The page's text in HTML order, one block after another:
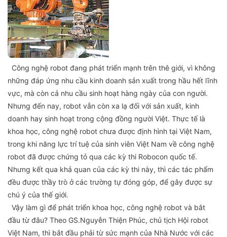
Công nghệ robot đang phát triển mạnh trên thê giới, vì không
những đáp ứng nhu cầu kinh doanh sản xuất trong hầu hết lĩnh
vực, mà còn cả nhu cầu sinh hoạt hàng ngày của con người.
Nhưng đến nay, robot vẫn còn xa lạ đối với sản xuất, kinh
doanh hay sinh hoạt trong cộng đồng người Việt. Thực tế là
khoa học, công nghệ robot chưa được định hình tại Việt Nam,
trong khi năng lực trí tuệ của sinh viên Việt Nam về công nghệ
robot đã được chứng tỏ qua các kỳ thi Robocon quốc tế.
Nhưng kết qua khả quan của các kỳ thi này, thì các tác phẩm
đều được thầy trò ở các trường tự đóng góp, để gây được sự
chú ý của thế giới.
Vậy làm gì để phát triển khoa học, công nghệ robot và bắt
đầu từ đâu? Theo GS.Nguyễn Thiện Phúc, chủ tịch Hội robot
Việt Nam, thì bắt đầu phải từ sức mạnh của Nhà Nước với các